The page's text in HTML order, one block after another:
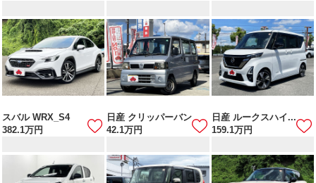
スバル WRX_S4
382.1万円
日産 クリッパーバン
42.1万円
日産 ルークスハイ...
159.1万円